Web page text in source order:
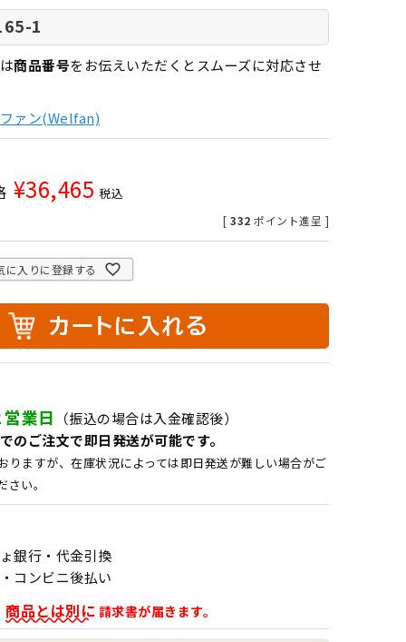
1
商品番号をお伝えいただくとスムーズに対応させ
ァン(Welfan)
¥36,465 税込
[ 332 ポイント進呈 ]
に入りに登録する
業日
（振込の場合は入金確認後）
のご注文で即日発送が可能です。
りますが、在庫状況によっては即日発送が難しい場合がご
い。
銀行・代金引換
コンビニ後払い
商品とは別に 請求書が届きます。